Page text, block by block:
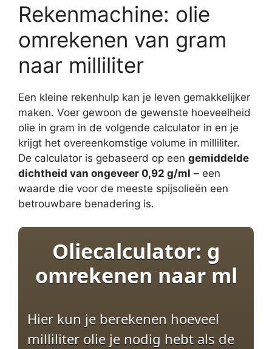
Rekenmachine: olie
omrekenen van gram
naar milliliter
Een kleine rekenhulp kan je leven gemakkelijker
maken. Voer gewoon de gewenste hoeveelheid
olie in gram in de volgende calculator in en je
krijgt het overeenkomstige volume in milliliter.
De calculator is gebaseerd op een gemiddelde
dichtheid van ongeveer 0,92 g/ml – een
waarde die voor de meeste spijsolieën een
betrouwbare benadering is.
Oliecalculator: g
omrekenen naar ml
Hier kun je berekenen hoeveel
milliliter olie je nodig hebt als de